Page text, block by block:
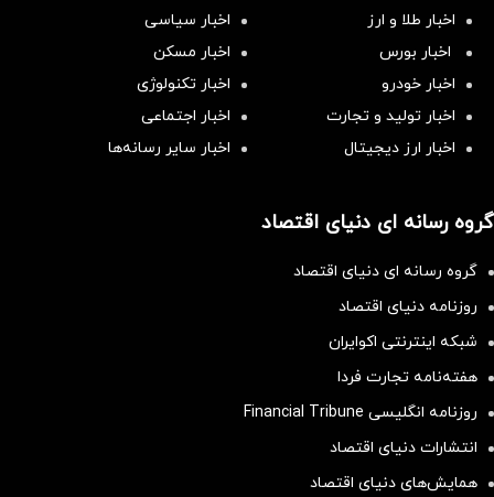
اخبار طلا و ارز
اخبار سیاسی
اخبار بورس
اخبار مسکن
اخبار خودرو
اخبار تکنولوژی
اخبار تولید و تجارت
اخبار اجتماعی
اخبار ارز دیجیتال
اخبار سایر رسانه‌‌ها
گروه رسانه ای دنیای اقتصاد
گروه رسانه ای دنیای اقتصاد
روزنامه دنیای اقتصاد
شبکه اینترنتی اکوایران
هفته‌نامه تجارت فردا
روزنامه انگلیسی Financial Tribune
انتشارات دنیای اقتصاد
همایش‌های دنیای اقتصاد